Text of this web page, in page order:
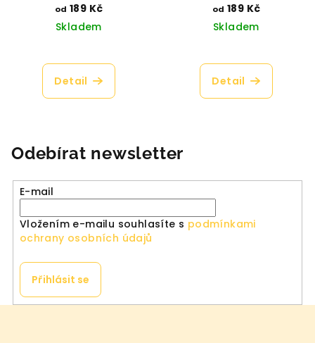
od 189 Kč
Skladem
hodnocení
produktu
hvězdiček.
Detail
od 189 Kč
Skladem
hodnocení
produktu
Detail
Odebírat newsletter
E-mail
Vložením e-mailu souhlasíte s podmínkami
ochrany osobních údajů
Přihlásit se